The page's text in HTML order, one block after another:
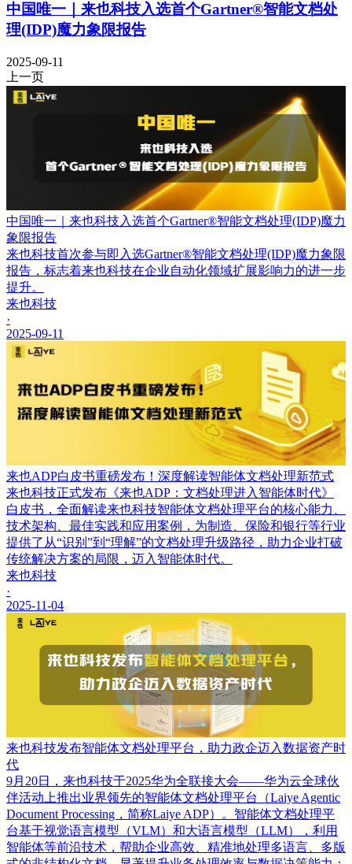
中国唯一｜来也科技入选首个Gartner®智能文档处
理(IDP)魔力象限报告
2025-09-11
上一页
中国唯一｜来也科技入选首个Gartner®智能文档处理(IDP)魔力
象限报告
来也科技首次参与即入选Gartner®智能文档处理(IDP)魔力象限
报告，标志着来也科技在企业自动化领域扩展影响力的进一步
提升。
来也科技
·
2025-09-11
来也ADP白皮书重磅发布！深度解读智能体文档处理新范式
来也科技正式发布《来也ADP：文档处理进入智能体时代》
白皮书，全面解读来也科技智能体文档处理平台的核心能力、
技术架构、最佳实践和应用案例，为制造、保险和银行等行业
提供了从“识别”到“理解”的文档处理升级路径，助力企业打破
传统解决方案的局限，迈入智能体时代。
来也科技
·
2025-11-04
来也科技发布智能体文档处理平台，助力政企迈入数据资产时
代
9月20日，来也科技于2025华为全联接大会——华为云全球伙
伴活动上推出业界领先的智能体文档处理平台（Laiye Agentic
Document Processing，简称Laiye ADP）。智能体文档处理平
台基于视觉语言模型（VLM）和大语言模型（LLM），利用
智能体等前沿技术，帮助企业高效、精准地处理多语言、多版